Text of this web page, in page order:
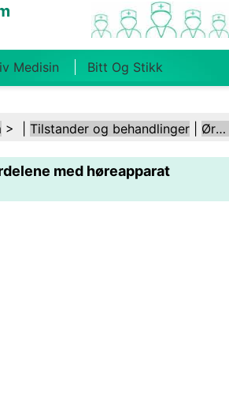
Medisin Bitt Og Stikk
Familiehelse
Psykisk Helse Folkehelse Og
Prosedyrer Helse
> | Tilstander og behandlinger Ører og hørsel
med høreapparat